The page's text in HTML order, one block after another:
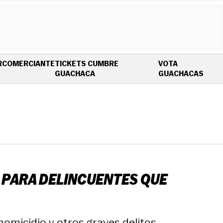
COMERCIANTETICKETS CUMBRE
GUACHACAOPENS IN NEW WINDOW
VOTA
GUACHACAS
DELINCUENTES QUE